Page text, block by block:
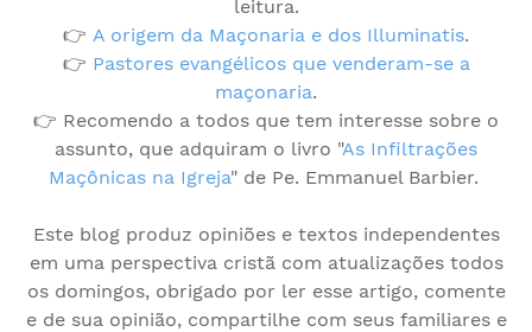
leitura.
👉 A origem da Maçonaria e dos Illuminatis.
👉 Pastores evangélicos que venderam-se a
maçonaria.
👉 Recomendo a todos que tem interesse sobre o
assunto, que adquiram o livro "As Infiltrações
Maçônicas na Igreja" de Pe. Emmanuel Barbier.
Este blog produz opiniões e textos independentes
em uma perspectiva cristã com atualizações todos
os domingos, obrigado por ler esse artigo, comente
e de sua opinião, compartilhe com seus familiares e